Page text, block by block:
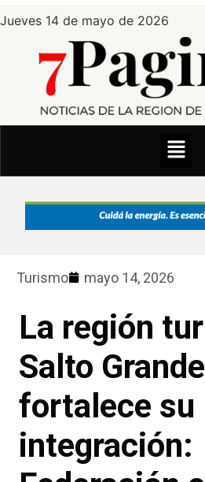
Jueves 14 de mayo de 2026
Turismo mayo 14, 2026
La región
Salto Grande
fortalece su
integración: